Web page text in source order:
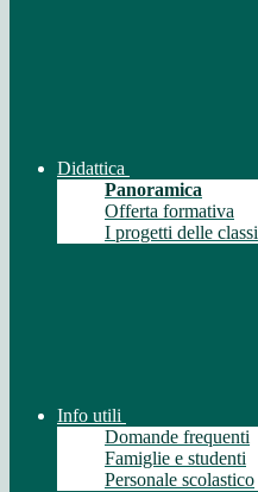
Didattica
Panoramica
Offerta formativa
I progetti delle classi
Info utili
Domande frequenti
Famiglie e studenti
Personale scolastico